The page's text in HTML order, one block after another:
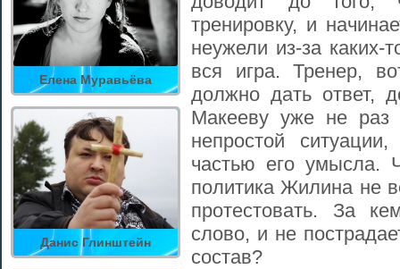
Елена Муравьёва
Данис Глинштейн
тренировку, и
неужели из-за каких-
вся игра. Тренер,
должно дать ответ,
Макееву уже не раз
непростой
частью его умысла.
политика Жилина не
протестовать. За
слово, и не
состав?